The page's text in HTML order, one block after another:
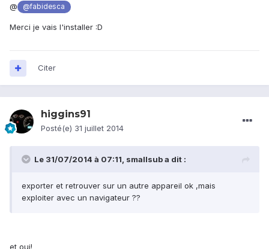
@ @fabidesca
Merci je vais l'installer :D
Citer
higgins91
Posté(e) 31 juillet 2014
Le 31/07/2014 à 07:11, smallsub a dit :
exporter et retrouver sur un autre appareil ok ,mais
exploiter avec un navigateur ??
et oui!